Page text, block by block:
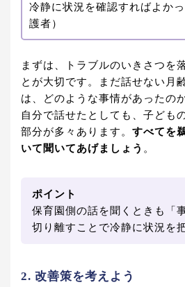
冷静に状況を確認すればよか
護者）
まずは、トラブルのいきさつを
とが大切です。まだ話せない月
は、どのような事情があったの
自分で話せたとしても、子ども
部分が多々あります。 すべてを
いて聞いてあげましょう 。
ポイント
保育園側の話を聞くときも「
切り離すことで冷静に状況を
2. 改善策を考えよう